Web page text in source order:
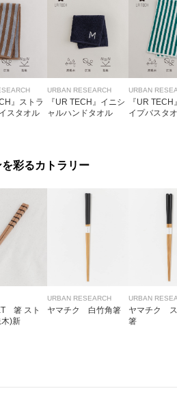
2026.6.30
が、ふわふわでデザインもかわいいです。
』ストラ
スタオル
URBAN RESEARCH
『UR TECH』イニシ
ャルハンドタオル
URBAN
『UR
イプバスタ
彩るカトラリー
箸 スト
)新
URBAN RESEARCH
ヤマチク 白竹角箸
URBAN
ヤマチク
箸